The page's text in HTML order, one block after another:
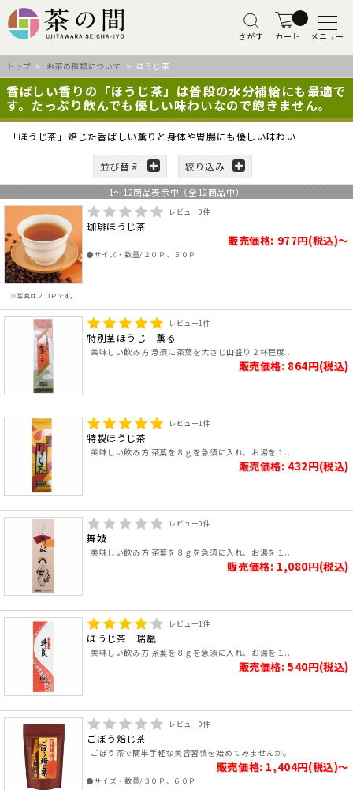
さがす カート メニュー
トップ > お茶の種類について > ほうじ茶
香ばしい香りの「ほうじ茶」は普段の水分補給にも最適で
す。たっぷり飲んでも優しい味わいなので飽きません。
「ほうじ茶」焙じた香ばしい薫りと身体や胃腸にも優しい味わい
並び替え 絞り込み
1～ 12商品表示中（全 12商品中）
※写真は２０Ｐです。
レビュー0件
珈琲ほうじ茶
販売価格: 977円(税込)～
●サイズ・数量/２０Ｐ、５０Ｐ
レビュー1件
特別茎ほうじ 薫る
美味しい飲み方 急須に茶葉を大さじ山盛り２杯程度..
販売価格: 864円(税込)
レビュー1件
特製ほうじ茶
美味しい飲み方 茶葉を８ｇを急須に入れ、お湯を１..
販売価格: 432円(税込)
レビュー0件
舞妓
美味しい飲み方 茶葉を８ｇを急須に入れ、お湯を１..
販売価格: 1,080円(税込)
レビュー1件
ほうじ茶 瑞凰
美味しい飲み方 茶葉を８ｇを急須に入れ、お湯を１..
販売価格: 540円(税込)
レビュー0件
ごぼう焙じ茶
ごぼう茶で簡単手軽な美容習慣を始めてみませんか。
販売価格: 1,404円(税込)～
●サイズ・数量/３０Ｐ、６０Ｐ